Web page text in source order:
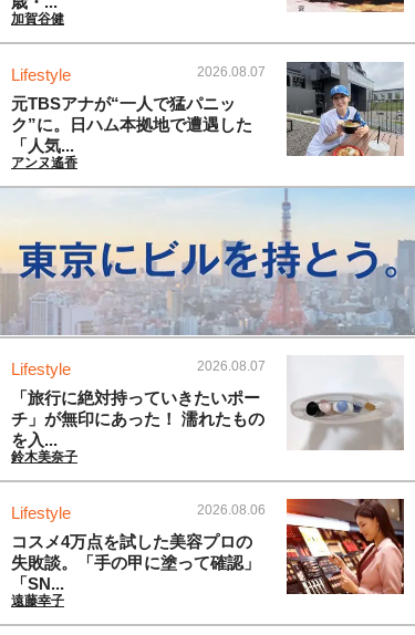
加賀谷健
Lifestyle 2026.08.07
元TBSアナが“一人で猛パニッ
ク”に。日ハム本拠地で遭遇した
「人気...
アンヌ遙香
Lifestyle 2026.08.07
「旅行に絶対持っていきたいポー
チ」が無印にあった！ 濡れたもの
を入...
鈴木美奈子
Lifestyle 2026.08.06
コスメ4万点を試した美容プロの
失敗談。「手の甲に塗って確認」
「SN...
遠藤幸子